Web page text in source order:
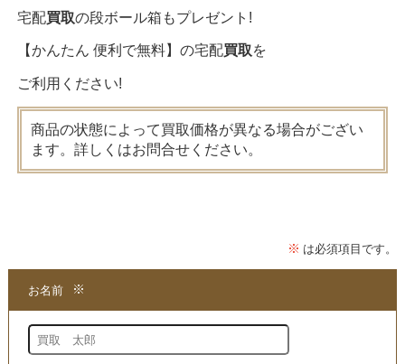
宅配買取の段ボール箱もプレゼント!
【かんたん 便利で無料】の宅配買取を
ご利用ください!
商品の状態によって買取価格が異なる場合がござい
ます。詳しくはお問合せください。